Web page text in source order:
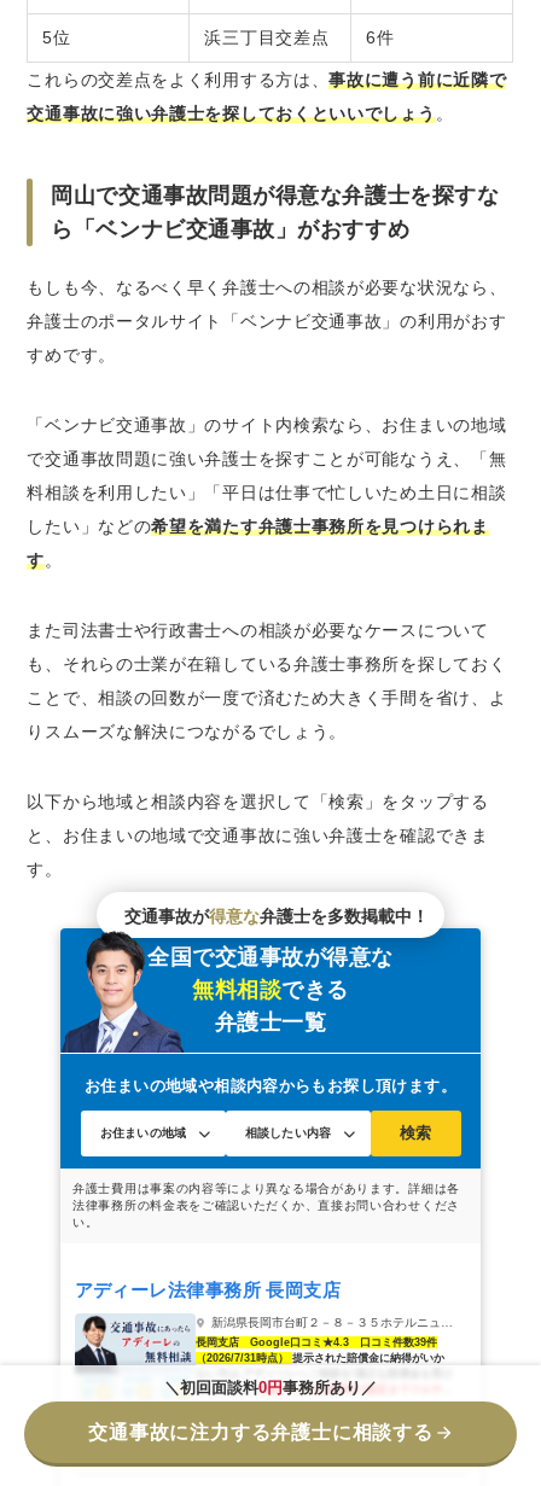
5位 浜三丁目交差点 6件
これらの交差点をよく利用する方は、事故に遭う前に近隣で
交通事故に強い弁護士を探しておくといいでしょう。
岡山で交通事故問題が得意な弁護士を探すな
ら「ベンナビ交通事故」がおすすめ
もしも今、なるべく早く弁護士への相談が必要な状況なら、
弁護士のポータルサイト「ベンナビ交通事故」の利用がおす
すめです。
「ベンナビ交通事故」のサイト内検索なら、お住まいの地域
で交通事故問題に強い弁護士を探すことが可能なうえ、「無
料相談を利用したい」「平日は仕事で忙しいため土日に相談
したい」などの希望を満たす弁護士事務所を見つけられま
す。
また司法書士や行政書士への相談が必要なケースについて
も、それらの士業が在籍している弁護士事務所を探しておく
ことで、相談の回数が一度で済むため大きく手間を省け、よ
りスムーズな解決につながるでしょう。
以下から地域と相談内容を選択して「検索」をタップする
と、お住まいの地域で交通事故に強い弁護士を確認できま
す。
交通事故が得意な弁護士を多数掲載中！
全国で交通事故が得意な
無料相談できる
弁護士一覧
お住まいの地域や相談内容からもお探し頂けます。
検索
アディーレ法律事務所 長岡支店
新潟県長岡市台町２－８－３５ホテルニューオータニ長岡１Ｆ
長岡支店 Google口コミ★4.3 口コミ件数39件
（2026/7/31時点） 提示された賠償金に納得がいか
取るために,治療中から後遺障害の認定までフルサポ
ートします
電話で相談する メール問合せ
＼初回面談料0円事務所あり／
交通事故に注力する弁護士に相談する